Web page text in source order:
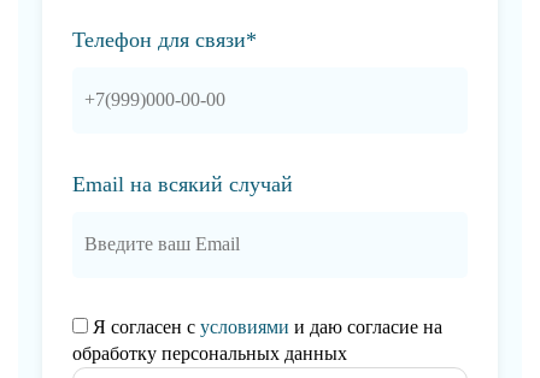
Телефон для связи*
Email на всякий случай
Я согласен с условиями и даю согласие на
обработку персональных данных